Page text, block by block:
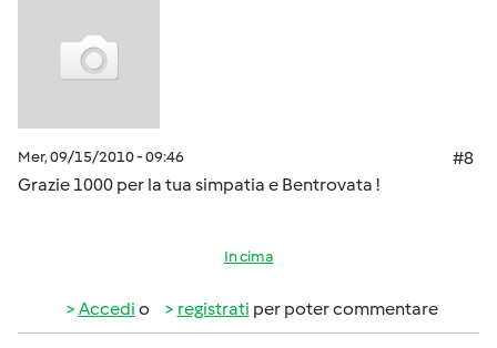
Mer, 09/15/2010 - 09:46
#8
Grazie 1000 per la tua simpatia e Bentrovata !
In cima
Accedi o registrati per poter commentare